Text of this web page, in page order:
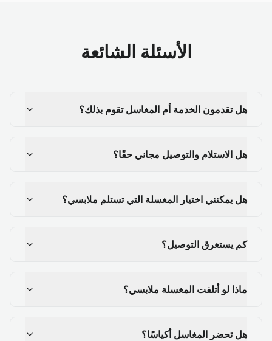
الأسئلة الشائعة
هل تقدمون الخدمة أم المغاسل تقوم بذلك؟
هل الاستلام والتوصيل مجاني حقًا؟
هل يمكنني اختيار المغسلة التي تستلم ملابسي؟
كم يستغرق التوصيل؟
ماذا لو أتلفت المغسلة ملابسي؟
هل تحضر المغاسل أكياسًا؟